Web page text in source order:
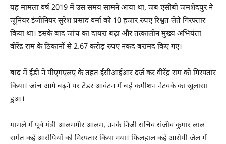
यह मामला वर्ष 2019 में उस समय सामने आया था, जब एसीबी जमशेदपुर ने
जूनियर इंजीनियर सुरेश प्रसाद वर्मा को 10 हजार रुपए रिश्वत लेते गिरफ्तार
किया था। इसके बाद जांच का दायरा बढ़ा और तत्कालीन मुख्य अभियंता
वीरेंद्र राम के ठिकानों से 2.67 करोड़ रुपए नकद बरामद किए गए।
बाद में ईडी ने पीएमएलए के तहत ईसीआईआर दर्ज करवीरेंद्र रामको गिरफ्तार
किया। जांच आगे बढ़ने पर टेंडर आवंटन में बड़े कमीशन नेटवर्क का खुलासा
हुआ।
मामले में पूर्व मंत्री आलमगीर आलम, उनके निजी सचिवसंजीव कुमार लाल
समेत कई आरोपियों को गिरफ्तार किया गया। फिलहाल कई आरोपी जेल में